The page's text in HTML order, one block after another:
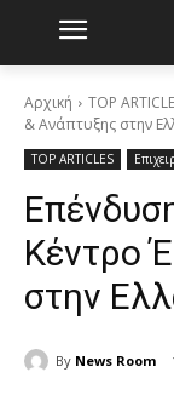
Αρχική TOP
& Ανάπτυξης στην
TOP ARTICLES
Κέντρο
στην
By News Room